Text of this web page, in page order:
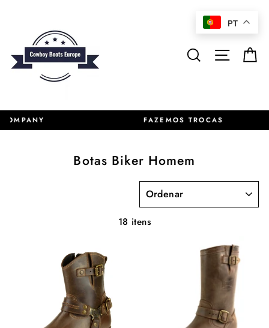
Conteúdo
Pesquisar
FAZEMOS TROCAS
Botas Biker Homem
ORDENAR
18 itens
PT